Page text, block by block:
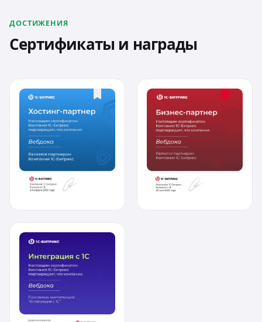
ДОСТИЖЕНИЯ
Сертификаты и награды